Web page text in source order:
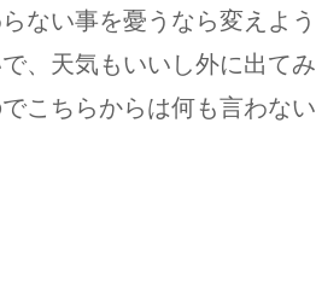
ない事を憂うなら変えよ
、天気もいいし外に出て
こちらからは何も言わない